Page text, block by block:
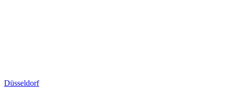
Düsseldorf